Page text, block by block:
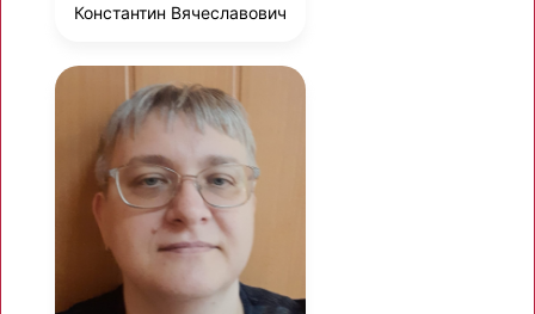
Константин Вячеславович